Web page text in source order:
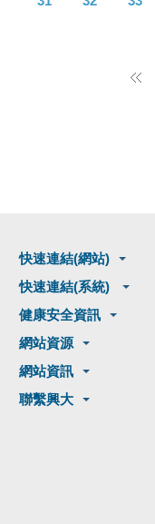
快速連結(網站)
快速連結(系統)
健康安全資訊
網站資源
網站資訊
聯繫興大